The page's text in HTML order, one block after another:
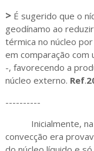
>É sugerido que o
geodínamo ao
térmica no núcleo
em comparação com
-, favorecendo a
núcleo externo. Ref.
----------
Inicialmente, na
convecção era